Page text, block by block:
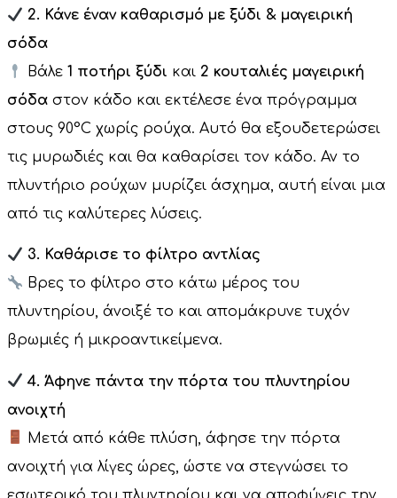
2. Κάνε έναν καθαρισμό με ξύδι & μαγειρική
σόδα
Βάλε1 ποτήρι ξύδι και 2 κουταλιές μαγειρική
σόδα στον κάδο και εκτέλεσε ένα πρόγραμμα
στους 90°C χωρίς ρούχα. Αυτό θα εξουδετερώσει
τις μυρωδιές και θα καθαρίσει τον κάδο. Αν το
πλυντήριο ρούχων μυρίζει άσχημα, αυτή είναι μια
από τις καλύτερες λύσεις.
3. Καθάρισε το φίλτρο αντλίας
Βρες το φίλτρο στο κάτω μέρος του
πλυντηρίου, άνοιξέ το και απομάκρυνε τυχόν
βρωμιές ή μικροαντικείμενα.
4. Άφηνε πάντα την πόρτα του πλυντηρίου
ανοιχτή
Μετά από κάθε πλύση, άφησε την πόρτα
ανοιχτή για λίγες ώρες, ώστε να στεγνώσει το